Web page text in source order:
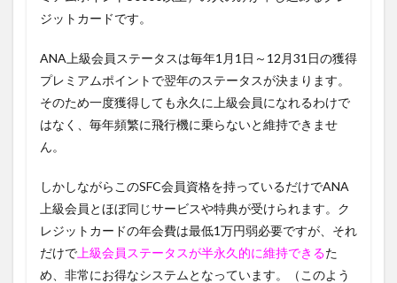
ジットカードです。
ANA上級会員ステータスは毎年1月1日～12月31日の獲得
プレミアムポイントで翌年のステータスが決まります。
そのため一度獲得しても永久に上級会員になれるわけで
はなく、毎年頻繁に飛行機に乗らないと維持できませ
ん。
しかしながらこのSFC会員資格を持っているだけでANA
上級会員とほぼ同じサービスや特典が受けられます。ク
レジットカードの年会費は最低1万円弱必要ですが、それ
だけで 上級会員ステータスが半永久的に維持できるた
め、非常にお得なシステムとなっています。（このよう